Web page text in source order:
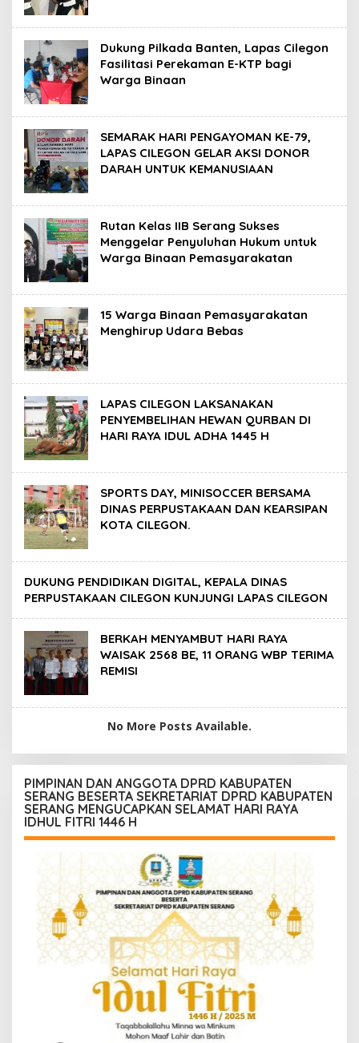
Dukung Pilkada Banten, Lapas Cilegon
Fasilitasi Perekaman E-KTP bagi
Warga Binaan
SEMARAK HARI PENGAYOMAN KE-79,
LAPAS CILEGON GELAR AKSI DONOR
DARAH UNTUK KEMANUSIAAN
Rutan Kelas IIB Serang Sukses
Menggelar Penyuluhan Hukum untuk
Warga Binaan Pemasyarakatan
15 Warga Binaan Pemasyarakatan
Menghirup Udara Bebas
LAPAS CILEGON LAKSANAKAN
PENYEMBELIHAN HEWAN QURBAN DI
HARI RAYA IDUL ADHA 1445 H
SPORTS DAY, MINISOCCER BERSAMA
DINAS PERPUSTAKAAN DAN KEARSIPAN
KOTA CILEGON.
DUKUNG PENDIDIKAN DIGITAL, KEPALA DINAS
PERPUSTAKAAN CILEGON KUNJUNGI LAPAS CILEGON
BERKAH MENYAMBUT HARI RAYA
WAISAK 2568 BE, 11 ORANG WBP TERIMA
REMISI
No More Posts Available.
PIMPINAN DAN ANGGOTA DPRD KABUPATEN
SERANG BESERTA SEKRETARIAT DPRD KABUPATEN
SERANG MENGUCAPKAN SELAMAT HARI RAYA
IDHUL FITRI 1446 H